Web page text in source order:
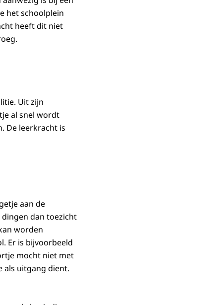
het schoolplein
heeft dit niet
Uit zijn
al snel wordt
De leerkracht is
aan de
dan toezicht
worden
Er is bijvoorbeeld
mocht niet met
als uitgang dient.